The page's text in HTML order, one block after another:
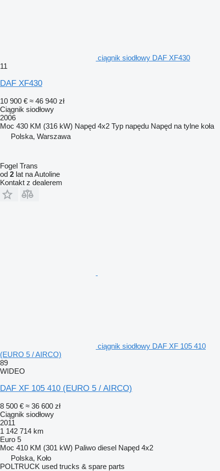
ciągnik siodłowy DAF XF430
11
DAF XF430
10 900 € ≈ 46 940 zł
Ciągnik siodłowy
2006
Moc 430 KM (316 kW) Napęd 4x2 Typ napędu Napęd na tylne koła
Polska, Warszawa
Fogel Trans
od 2 lat na Autoline
Kontakt z dealerem
ciągnik siodłowy DAF XF 105 410
(EURO 5 / AIRCO)
89
WIDEO
DAF XF 105 410 (EURO 5 / AIRCO)
8 500 € ≈ 36 600 zł
Ciągnik siodłowy
2011
1 142 714 km
Euro 5
Moc 410 KM (301 kW) Paliwo diesel Napęd 4x2
Polska, Koło
POLTRUCK used trucks & spare parts